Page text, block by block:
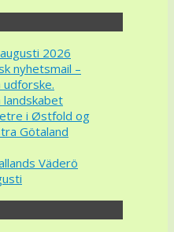
2026
nyhetsmail –
udforske.
landskabet
i Østfold og
Götaland
Väderö